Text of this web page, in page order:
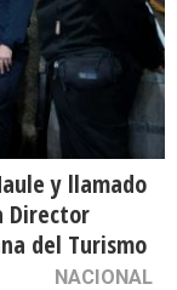
y llamado
Director
del Turismo
NACIONAL